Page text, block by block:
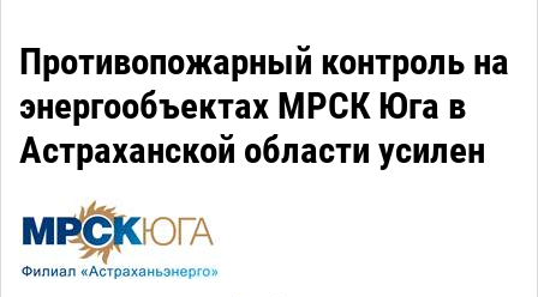
Противопожарный контроль на
энергообъектах МРСК Юга в
Астраханской области усилен